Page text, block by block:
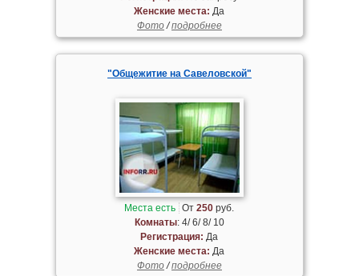
Женские места: Да
Фото/подробнее
"Общежитие на Савеловской"
Места есть От250 руб.
Комнаты: 4/ 6/ 8/ 10
Регистрация: Да
Женские места: Да
Фото/подробнее